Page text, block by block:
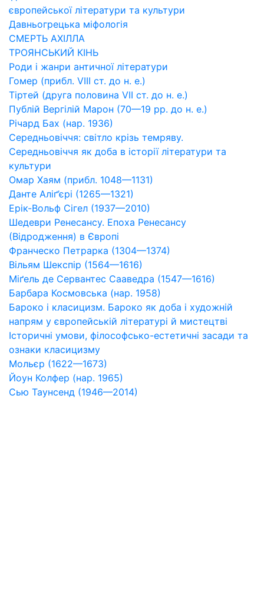
європейської літератури та культури
Давньогрецька міфологія
СМЕРТЬ АХІЛЛА
ТРОЯНСЬКИЙ КІНЬ
Роди і жанри античної літератури
Гомер (прибл. VIII ст. до н. е.)
Тіртей (друга половина VII ст. до н. е.)
Публій Вергілій Марон (70—19 рр. до н. е.)
Річард Бах (нар. 1936)
Середньовіччя: світло крізь темряву.
Середньовіччя як доба в історії літератури та
культури
Омар Хаям (прибл. 1048—1131)
Данте Аліґ’єрі (1265—1321)
Ерік-Вольф Сігел (1937—2010)
Шедеври Ренесансу. Епоха Ренесансу
(Відродження) в Європі
Франческо Петрарка (1304—1374)
Вільям Шекспір (1564—1616)
Міґель де Сервантес Сааведра (1547—1616)
Барбара Космовська (нар. 1958)
Бароко і класицизм. Бароко як доба і художній
напрям у європейській літературі й мистецтві
Історичні умови, філософсько-естетичні засади та
ознаки класицизму
Мольєр (1622—1673)
Йоун Колфер (нар. 1965)
Сью Таунсенд (1946—2014)